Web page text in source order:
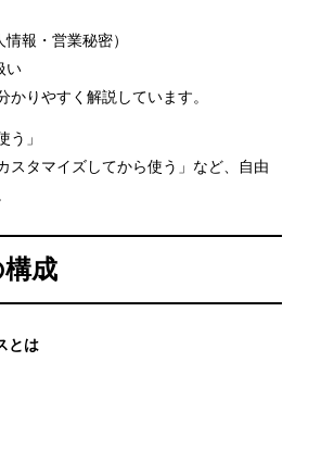
報・営業秘密）
い
かりやすく解説しています。
う」
スタマイズしてから使う」など、自由
成
とは